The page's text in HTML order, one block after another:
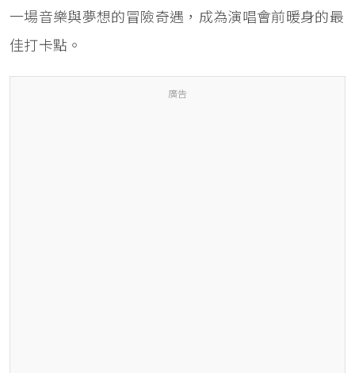
一場音樂與夢想的冒險奇遇，成為演唱會前暖身的最
佳打卡點。
廣告